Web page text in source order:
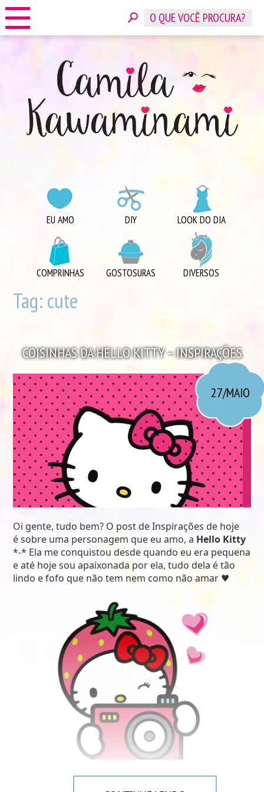
CONTATO
CATEGORIAS
COMPRINHAS
DIVERSOS
EU AMO
INSPIRAÇÕES
LOOK DO DIA
MORANDO JUNTOS
ORGANIZAÇÃO
PLAYLISTS
VIAGENS
VÍDEOS
EU AMO DIY LOOK DO DIA
COMPRINHAS GOSTOSURAS DIVERSOS
Tag:cute
COISINHAS DA HELLO KITTY – INSPIRAÇÕES
27/MAIO
Oi gente, tudo bem? O post de Inspirações de hoje
é sobre uma personagem que eu amo, a Hello Kitty
*-* Ela me conquistou desde quando eu era pequena
e até hoje sou apaixonada por ela, tudo dela é tão
lindo e fofo que não tem nem como não amar ♥
Já disse que estou amando fazer esses posts de